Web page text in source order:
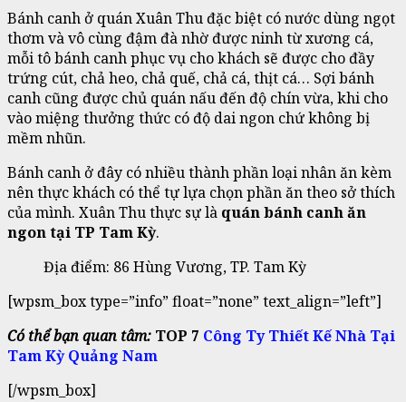
Bánh canh ở quán Xuân Thu đặc biệt có nước dùng ngọt
thơm và vô cùng đậm đà nhờ được ninh từ xương cá,
mỗi tô bánh canh phục vụ cho khách sẽ được cho đầy
trứng cút, chả heo, chả quế, chả cá, thịt cá… Sợi bánh
canh cũng được chủ quán nấu đến độ chín vừa, khi cho
vào miệng thưởng thức có độ dai ngon chứ không bị
mềm nhũn.
Bánh canh ở đây có nhiều thành phần loại nhân ăn kèm
nên thực khách có thể tự lựa chọn phần ăn theo sở thích
của mình. Xuân Thu thực sự là quán bánh canh ăn
ngon tại TP Tam Kỳ.
Địa điểm: 86 Hùng Vương, TP. Tam Kỳ
[wpsm_box type=”info” float=”none” text_align=”left”]
Có thể bạn quan tâm: TOP 7 Công Ty Thiết Kế Nhà Tại
Tam Kỳ Quảng Nam
[/wpsm_box]